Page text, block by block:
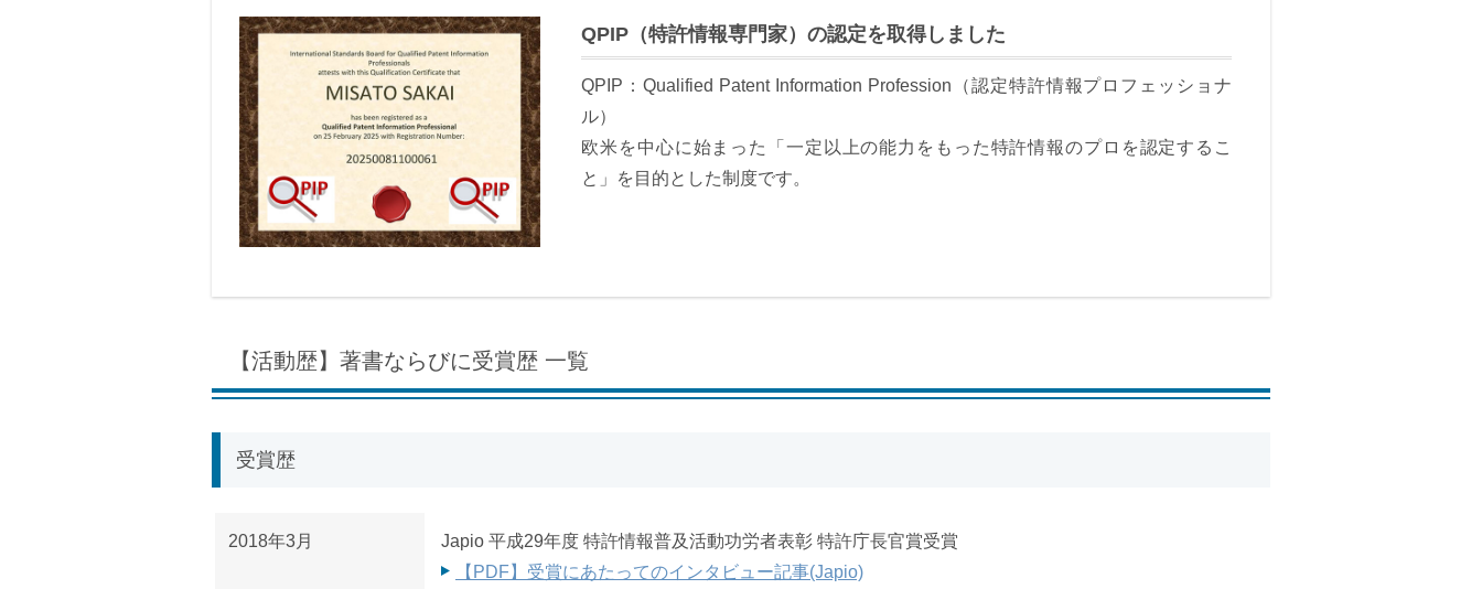
QPIP（特許情報専門家）の認定を取得しました
QPIP：Qualified Patent Information Profession（認定特許情報プロフェッショナ
ル）
欧米を中心に始まった「一定以上の能力をもった特許情報のプロを認定するこ
と」を目的とした制度です。
【活動歴】著書ならびに受賞歴 一覧
受賞歴
2018年3月
Japio 平成29年度 特許情報普及活動功労者表彰 特許庁長官賞受賞
【PDF】受賞にあたってのインタビュー記事(Japio)